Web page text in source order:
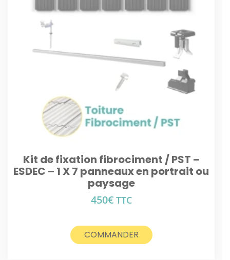
Kit de fixation fibrociment / PST –
ESDEC – 1 X 7 panneaux en portrait ou
paysage
450€TTC
COMMANDER